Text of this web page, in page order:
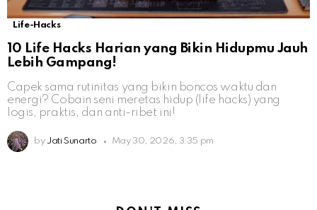
Life-Hacks
10 Life Hacks Harian yang Bikin Hidupmu Jauh
Lebih Gampang!
Capek sama rutinitas yang bikin boncos waktu dan
energi? Cobain seni meretas hidup (life hacks) yang
logis, praktis, dan anti-ribet ini!
by Jati Sunarto May 30, 2026, 3:35 pm